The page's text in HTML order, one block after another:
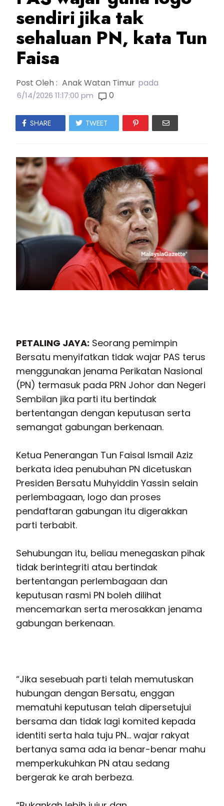
sendiri jika tak
sehaluan PN, kata Tun
Faisa
Post Oleh : Anak Watan Timur pada
6/14/2026 11:17:00 pm 0
SHARE TWEET
PETALING JAYA: Seorang pemimpin
Bersatu menyifatkan tidak wajar PAS terus
menggunakan jenama Perikatan Nasional
(PN) termasuk pada PRN Johor dan Negeri
Sembilan jika parti itu bertindak
bertentangan dengan keputusan serta
semangat gabungan berkenaan.
Ketua Penerangan Tun Faisal Ismail Aziz
berkata idea penubuhan PN dicetuskan
Presiden Bersatu Muhyiddin Yassin selain
perlembagaan, logo dan proses
pendaftaran gabungan itu digerakkan
parti terbabit.
Sehubungan itu, beliau menegaskan pihak
tidak berintegriti atau bertindak
bertentangan perlembagaan dan
keputusan rasmi PN boleh dilihat
mencemarkan serta merosakkan jenama
gabungan berkenaan.
“Jika sesebuah parti telah memutuskan
hubungan dengan Bersatu, enggan
mematuhi keputusan telah dipersetujui
bersama dan tidak lagi komited kepada
identiti serta hala tuju PN… wajar rakyat
bertanya sama ada ia benar-benar mahu
memperkukuhkan PN atau sedang
bergerak ke arah berbeza.